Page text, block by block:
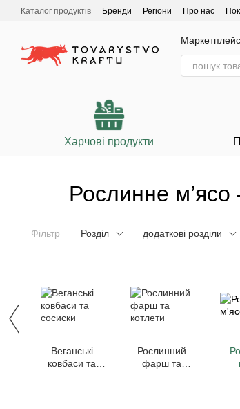
Перейти до основного контенту
Каталог продуктів Бренди Регіони Про нас
Харчові продукти
Рослинне м’ясо
Фільтр Розділ додаткові розділи
Веганські
ковбаси та
Рослинний
фарш та